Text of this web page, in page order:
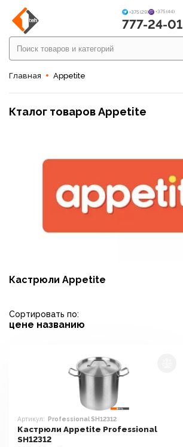
+375 (29) +375 (44)
777-24-01
Главная Appetite
Кталог товаров Appetite
Кастрюли Appetite
Сортировать по:
цене названию
Артикул: Professional SH12312
Кастрюли Appetite Professional
SH12312